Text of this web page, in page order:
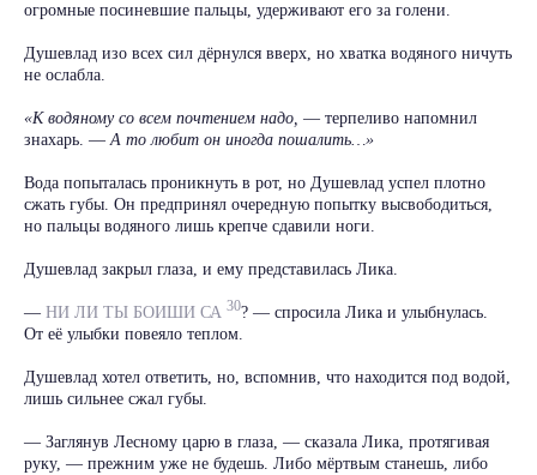
огромные посиневшие пальцы, удерживают его за голени.
Душевлад изо всех сил дёрнулся вверх, но хватка водяного ничуть
не ослабла.
«К водяному со всем почтением надо, — терпеливо напомнил
знахарь. —А то любит он иногда пошалить…»
Вода попыталась проникнуть в рот, но Душевлад успел плотно
сжать губы. Он предпринял очередную попытку высвободиться,
но пальцы водяного лишь крепче сдавили ноги.
Душевлад закрыл глаза, и ему представилась Лика.
— НИ ЛИ ТЫ БОИШИ СА 30? — спросила Лика и улыбнулась.
От её улыбки повеяло теплом.
Душевлад хотел ответить, но, вспомнив, что находится под водой,
лишь сильнее сжал губы.
— Заглянув Лесному царю в глаза, — сказала Лика, протягивая
руку, — прежним уже не будешь. Либо мёртвым станешь, либо